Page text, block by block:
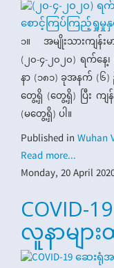
၁။ အမျိုးသားကျန်
(၂၀-၄-၂၀၂၀) ရက်န
နာ (၁၈၁) ခုအနက် (၆)
တွေ့ရှိ (တွေ့ရှိ) ပြီး ကျန်
(မတွေ့ရှိ) ပါ။
Published inWuhan
Read more...
Monday, 20 April
လူနာမျာ